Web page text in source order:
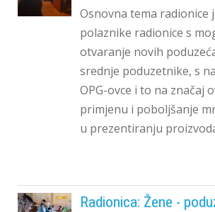
Osnovna tema radionice
polaznike radionice s
otvaranje novih
srednje poduzetnike, s
OPG-ovce i to na značaj
primjenu i poboljšanje
u prezentiranju
Radionica: Žene -